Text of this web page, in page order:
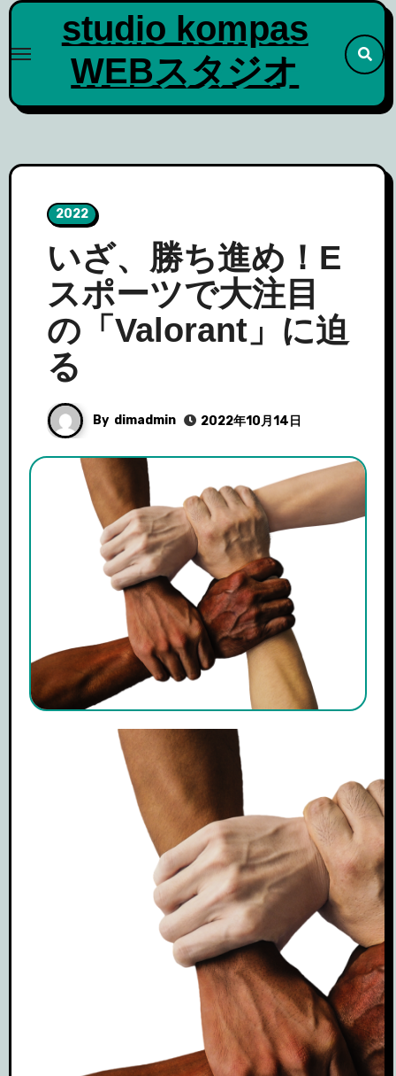
Skip
content
studio kompas
WEBスタジオ
2022
いざ、勝ち進め！E
スポーツで大注目
の「Valorant」に迫
る
By dimadmin 2022年10月14日